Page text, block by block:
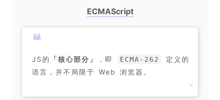
ECMAScript
❝
JS的 「核心部分 」 ，即 ECMA-262
定义的
语言，并不局限于 Web 浏览器。
❞